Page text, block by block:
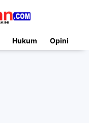
Hukum Opini